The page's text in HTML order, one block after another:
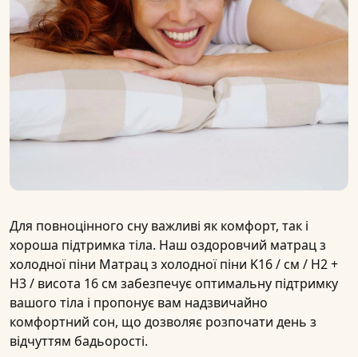
Для повноцінного сну важливі як комфорт, так і
хороша підтримка тіла. Наш оздоровчий матрац з
холодної піни Матрац з холодної піни K16 / см / H2 +
H3 / висота 16 см забезпечує оптимальну підтримку
вашого тіла і пропонує вам надзвичайно
комфортний сон, що дозволяє розпочати день з
відчуттям бадьорості.